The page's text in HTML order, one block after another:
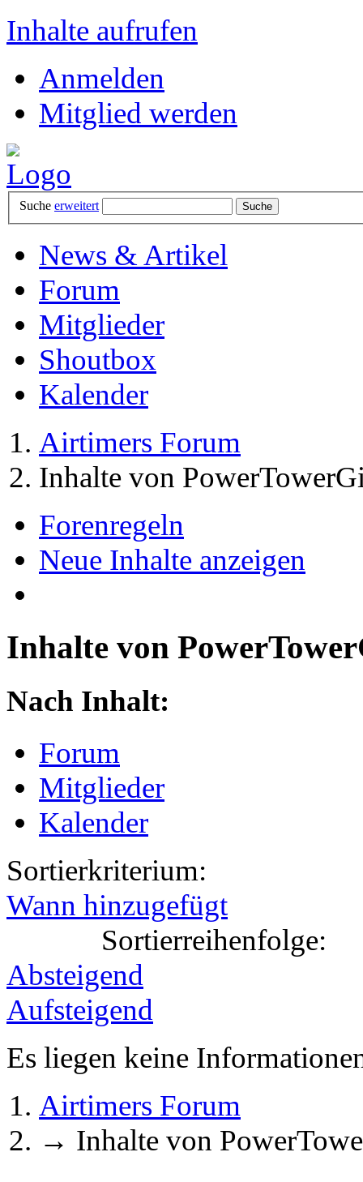
Inhalte aufrufen
Anmelden
Mitglied werden
Suche erweitert
News & Artikel
Forum
Mitglieder
Shoutbox
Kalender
Airtimers Forum
Inhalte von
Forenregeln
Neue Inhalte anzeigen
Inhalte von
Nach Inhalt:
Forum
Mitglieder
Kalender
Sortierkriterium:
Wann hinzugefügt
Sortierreihenfolge:
Absteigend
Aufsteigend
Es liegen keine
Airtimers Forum
→ Inhalte von